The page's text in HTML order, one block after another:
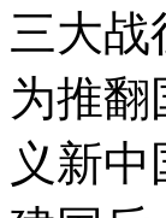
三大
为推
义新